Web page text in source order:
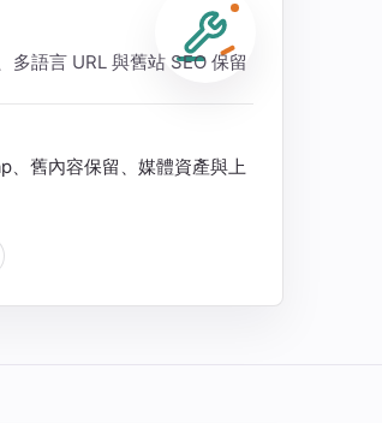
語言 URL 與舊站 SEO 保留
舊內容保留、媒體資產與上